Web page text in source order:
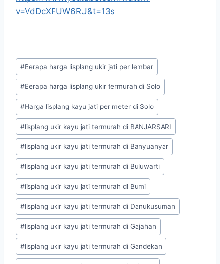
v=VdDcXFUW6RU&t=13s
#Berapa harga lisplang ukir jati per lembar
#Berapa harga lisplang ukir termurah di Solo
#Harga lisplang kayu jati per meter di Solo
#lisplang ukir kayu jati termurah di BANJARSARI
#lisplang ukir kayu jati termurah di Banyuanyar
#lisplang ukir kayu jati termurah di Buluwarti
#lisplang ukir kayu jati termurah di Bumi
#lisplang ukir kayu jati termurah di Danukusuman
#lisplang ukir kayu jati termurah di Gajahan
#lisplang ukir kayu jati termurah di Gandekan